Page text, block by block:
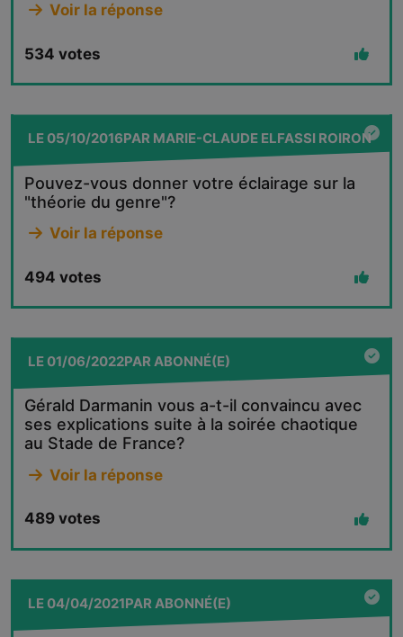
Voir la réponse
534 votes
LE05/10/2016PAR MARIE-CLAUDE ELFASSI ROIRON
Pouvez-vous donner votre éclairage sur la
"théorie du genre"?
Voir la réponse
494 votes
LE01/06/2022PARABONNÉ(E)
Gérald Darmanin vous a-t-il convaincu avec
ses explications suite à la soirée chaotique
au Stade de France?
Voir la réponse
489 votes
LE04/04/2021PARABONNÉ(E)